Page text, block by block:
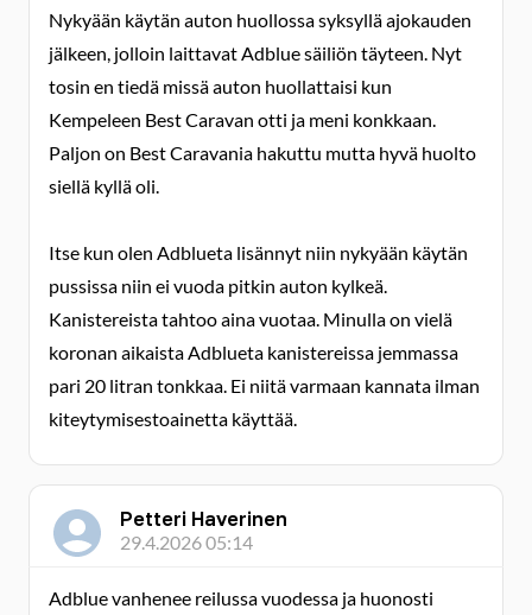
Nykyään käytän auton huollossa syksyllä ajokauden
jälkeen, jolloin laittavat Adblue säiliön täyteen. Nyt
tosin en tiedä missä auton huollattaisi kun
Kempeleen Best Caravan otti ja meni konkkaan.
Paljon on Best Caravania hakuttu mutta hyvä huolto
siellä kyllä oli.
Itse kun olen Adblueta lisännyt niin nykyään käytän
pussissa niin ei vuoda pitkin auton kylkeä.
Kanistereista tahtoo aina vuotaa. Minulla on vielä
koronan aikaista Adblueta kanistereissa jemmassa
pari 20 litran tonkkaa. Ei niitä varmaan kannata ilman
kiteytymisestoainetta käyttää.
Petteri Haverinen
29.4.2026 05:14
Adblue vanhenee reilussa vuodessa ja huonosti